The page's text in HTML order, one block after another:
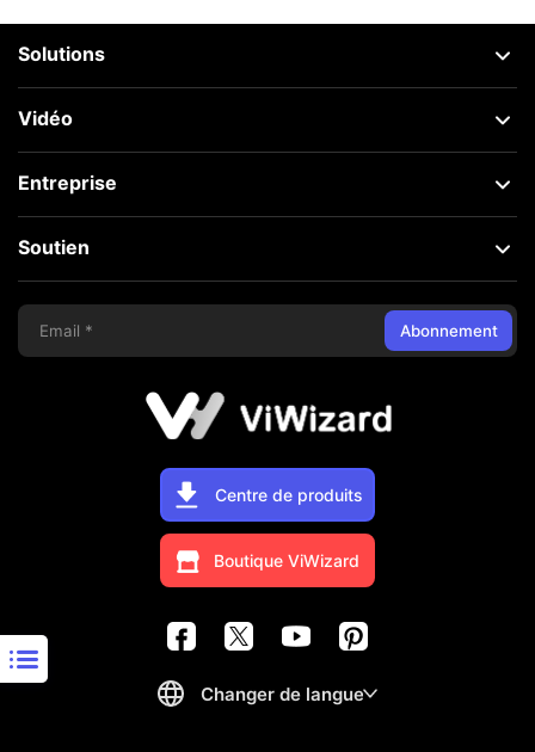
Centre de produits
Boutique ViWizard
Solutions
Vidéo
Entreprise
Soutien
Abonnement